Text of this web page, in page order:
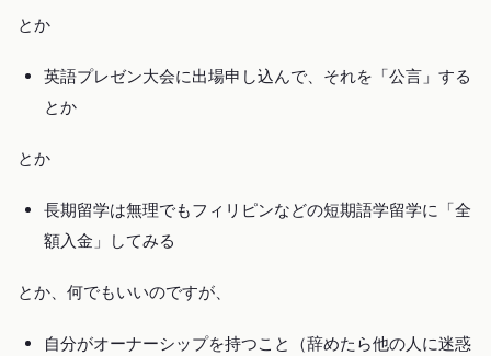
とか
英語プレゼン大会に出場申し込んで、それを「公言」する
とか
とか
長期留学は無理でもフィリピンなどの短期語学留学に「全
額入金」してみる
とか、何でもいいのですが、
自分がオーナーシップを持つこと（辞めたら他の人に迷惑